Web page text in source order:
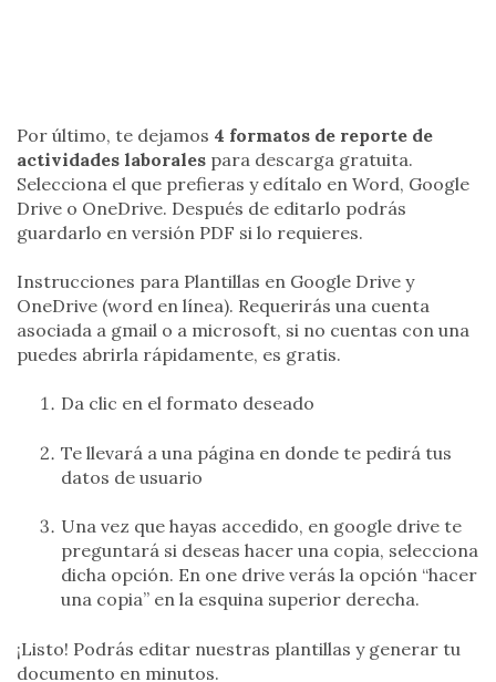
Por último, te dejamos 4 formatos de reporte de
actividades laborales para descarga gratuita.
Selecciona el que prefieras y edítalo en Word, Google
Drive o OneDrive. Después de editarlo podrás
guardarlo en versión PDF si lo requieres.
Instrucciones para Plantillas en Google Drive y
OneDrive (word en línea). Requerirás una cuenta
asociada a gmail o a microsoft, si no cuentas con una
puedes abrirla rápidamente, es gratis.
Da clic en el formato deseado
Te llevará a una página en donde te pedirá tus
datos de usuario
Una vez que hayas accedido, en google drive te
preguntará si deseas hacer una copia, selecciona
dicha opción. En one drive verás la opción “hacer
una copia” en la esquina superior derecha.
¡Listo! Podrás editar nuestras plantillas y generar tu
documento en minutos.